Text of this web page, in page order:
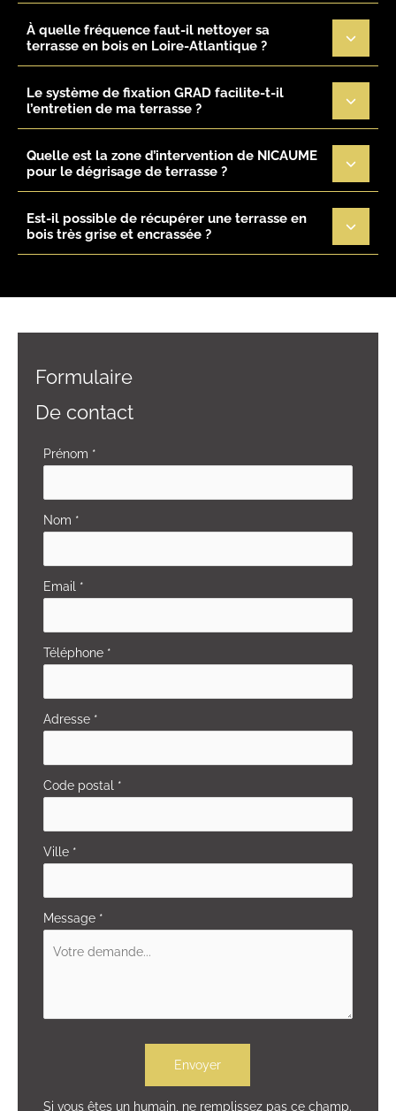
À quelle fréquence faut-il nettoyer sa
terrasse en bois en Loire-Atlantique ?
Le système de fixation GRAD facilite-t-il
l’entretien de ma terrasse ?
Quelle est la zone d’intervention de NICAUME
pour le dégrisage de terrasse ?
Est-il possible de récupérer une terrasse en
bois très grise et encrassée ?
Formulaire
De contact
Formulaire
avec
téléphone
Prénom *
Nom *
Email *
Téléphone *
Adresse *
Code postal *
Ville *
Message *
Envoyer
Si vous êtes un humain, ne remplissez pas ce champ.